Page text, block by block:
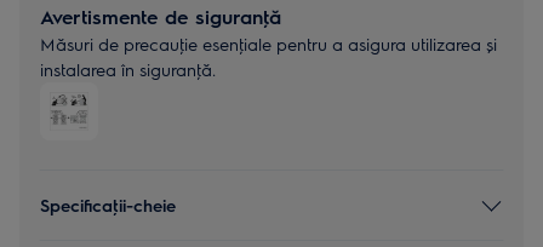
Avertismente de siguranţă
Măsuri de precauţie esenţiale pentru a asigura utilizarea și
instalarea în siguranţă.
Specificaţii-cheie